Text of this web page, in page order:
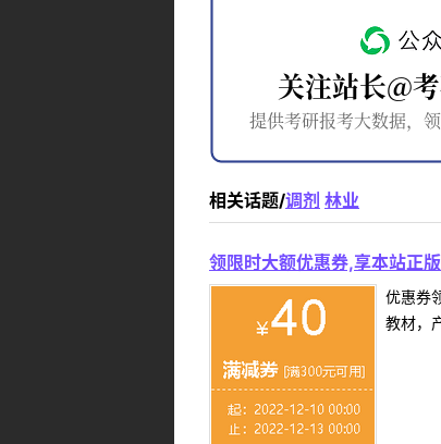
相关话题/调剂 林业
领限时大额优惠券,享本站正
优惠券
教材，